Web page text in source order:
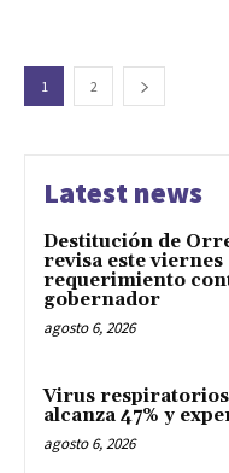
1 2
Latest news
Destitución de
revisa este viernes
requerimiento
gobernador
agosto 6, 2026
Virus
alcanza 47% y
agosto 6, 2026